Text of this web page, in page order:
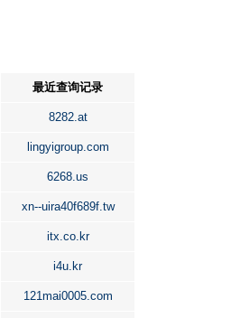
最近查询记录
8282.at
lingyigroup.com
6268.us
xn--uira40f689f.tw
itx.co.kr
i4u.kr
121mai0005.com